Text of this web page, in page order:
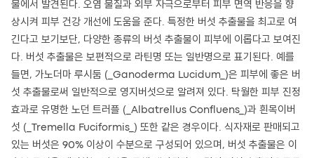
물에서 발견된다. 오염 물질과 외부 자극으로부터 피부 면역 반응을 향
상시켜 피부 건강 개선에 도움을 준다. 특정한 버섯 추출물을 최고로 여
긴다고 보기보단, 다양한 종류의 버섯 추출물이 피부에 이롭다고 보여진
다. 버섯 추출물은 보편적으로 라틴명 또는 일반명으로 표기된다. 예를
들면, 가노더마 루시둠 (_Ganoderma Lucidum_)은 피부에 좋은 버
섯 추출물로써 일반적으로 영지버섯으로 알려져 있다. 탁월한 피부 진정
효과로 유명한 노던 트러플 (_Albatrellus Confluens_)과 흰목이버
섯 (_Tremella Fuciformis_) 또한 같은 경우이다. 식자재로 판매되고
있는 버섯은 90% 이상이 수분으로 구성되어 있으며, 버섯 추출물은 이